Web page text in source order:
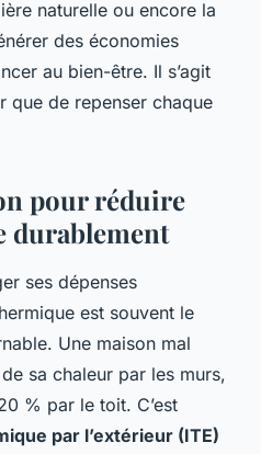
naturelle ou encore la
des économies
au bien-être. Il s’agit
que de repenser chaque
pour réduire
durablement
ses dépenses
est souvent le
Une maison mal
sa chaleur par les murs,
% par le toit. C’est
par l’extérieur (ITE)